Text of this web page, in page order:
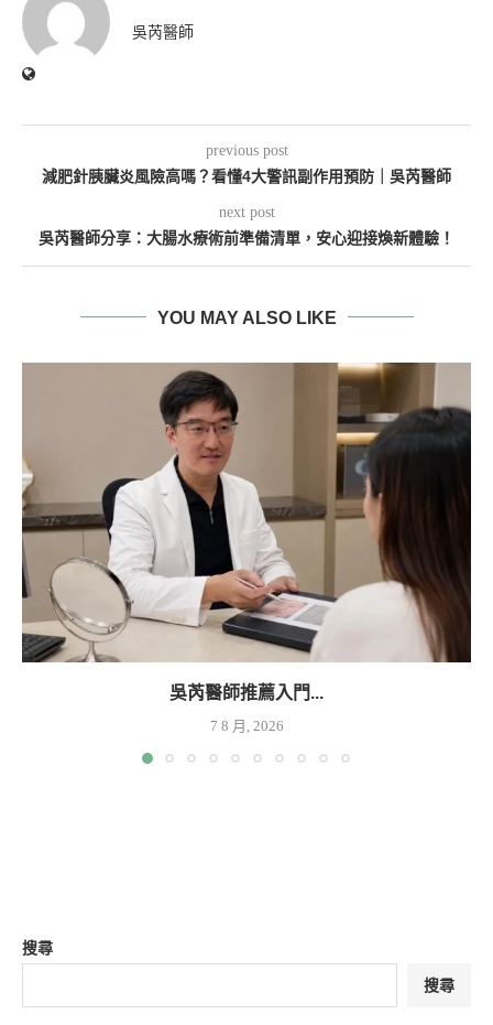
吳芮醫師
previous post
減肥針胰臟炎風險高嗎？看懂4大警訊副作用預防｜吳芮醫師
next post
吳芮醫師分享：大腸水療術前準備清單，安心迎接煥新體驗！
YOU MAY ALSO LIKE
吳芮醫師推薦入門...
7 8 月, 2026
搜尋
搜尋